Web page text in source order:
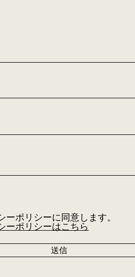
ーポリシーに同意します。
ーポリシーはこちら
送信